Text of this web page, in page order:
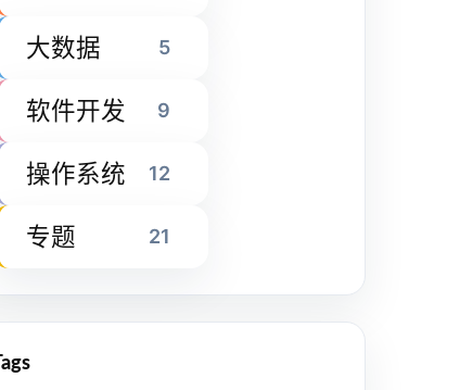
大数据 5
软件开发 9
操作系统 12
专题 21
Tags